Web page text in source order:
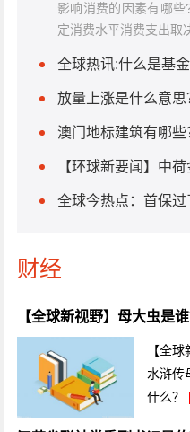
影响消费的因素有哪
定消费水平消费支出取
财经
【全
水浒传
什么？